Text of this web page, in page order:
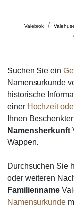
Valebrok
Suchen Sie ein
Namensurkunde
historische
einer Hochzeit
Ihnen
Namensherkunft
Wappen.
Durchsuchen Sie
oder weiteren
Familienname
Namensurkunde